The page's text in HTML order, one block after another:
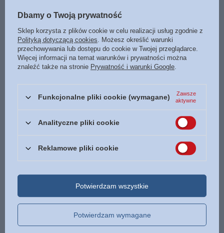
potrzeba skrzydeł - Natanael
Sobotka - oprawa miękka
Pióra nie wystarczą, tu potrzeba
skrzydeł Natanaela Sobotki to
List Jana, 1 i 2 List Piotra -
parafraza Pisma Świetego
Eugene H. Peterson
Biblia The Message – List do
Świętego w nowoczesnym języku.
Odkryj Biblię na nowo i zrozum jej
przesłanie.
/ szt.
PKT punktów
OKAZJA NOWOŚĆ
Dbamy o Twoją prywatność
Sklep korzysta z plików cookie w celu realizacji usług zgodnie z
Polityką dotyczącą cookies. Możesz określić warunki
przechowywania lub dostępu do cookie w Twojej przeglądarce.
Więcej informacji na temat warunków i prywatności można
znaleźć także na stronie Prywatność i warunki Google.
Funkcjonalne pliki cookie (wymagane)
Zawsze
aktywne
Analityczne pliki cookie
Reklamowe pliki cookie
Potwierdzam wymagane
Potwierdzam wszystkie